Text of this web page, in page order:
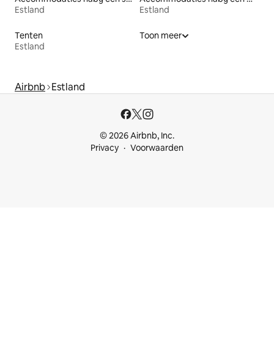
Estland
Estland
Tenten
Estland
Toon meer
Airbnb Estland
© 2026 Airbnb, Inc.
Privacy
Voorwaarden